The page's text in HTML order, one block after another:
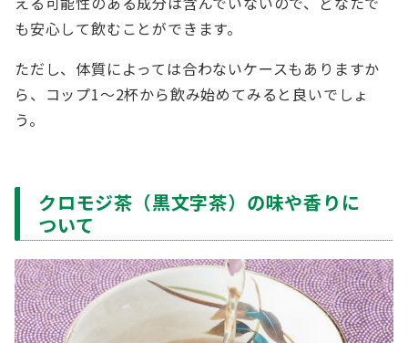
も安心して飲むことができます。
ただし、体質によっては合わないケースもありますか
ら、コップ1～2杯から飲み始めてみると良いでしょ
う。
クロモジ茶（黒文字茶）の味や香りに
ついて